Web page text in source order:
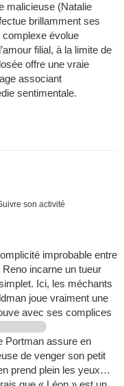
malicieuse (Natalie
brillamment ses
évolue
filial, à la limite de
offre une vraie
associant
sentimentale.
son activité
improbable entre
incarne un tueur
Ici, les méchants
joue vraiment une
avec ses complices
Portman assure en
de venger son petit
prend plein les yeux…